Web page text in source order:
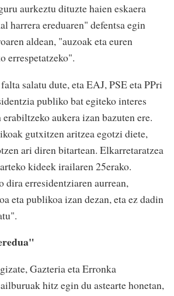
aurkeztu dituzte haien eskaera
harrera ereduaren" defentsa egin
aldean, "auzoak eta euren
errespetatzeko".
salatu dute, eta EAJ, PSE eta PPri
publiko bat egiteko interes
aukera izan bazuten ere.
gutxitzen aritzea egotzi diete,
ari diren bitartean. Elkarretaratzea
kideek irailaren 25erako.
dira erresidentziaren aurrean,
eta publikoa izan dezan, eta ez dadin
Gazteria eta Erronka
hitz egin du astearte honetan,